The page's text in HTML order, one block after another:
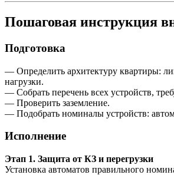
Пошаговая инструкция
Подготовка
— Определить архитектуру квартиры:
нагрузки.
— Собрать перечень всех устройств,
— Проверить заземление.
— Подобрать номиналы устройств:
Исполнение
Этап 1. Защита от КЗ и перегрузки
Установка автоматов правильного